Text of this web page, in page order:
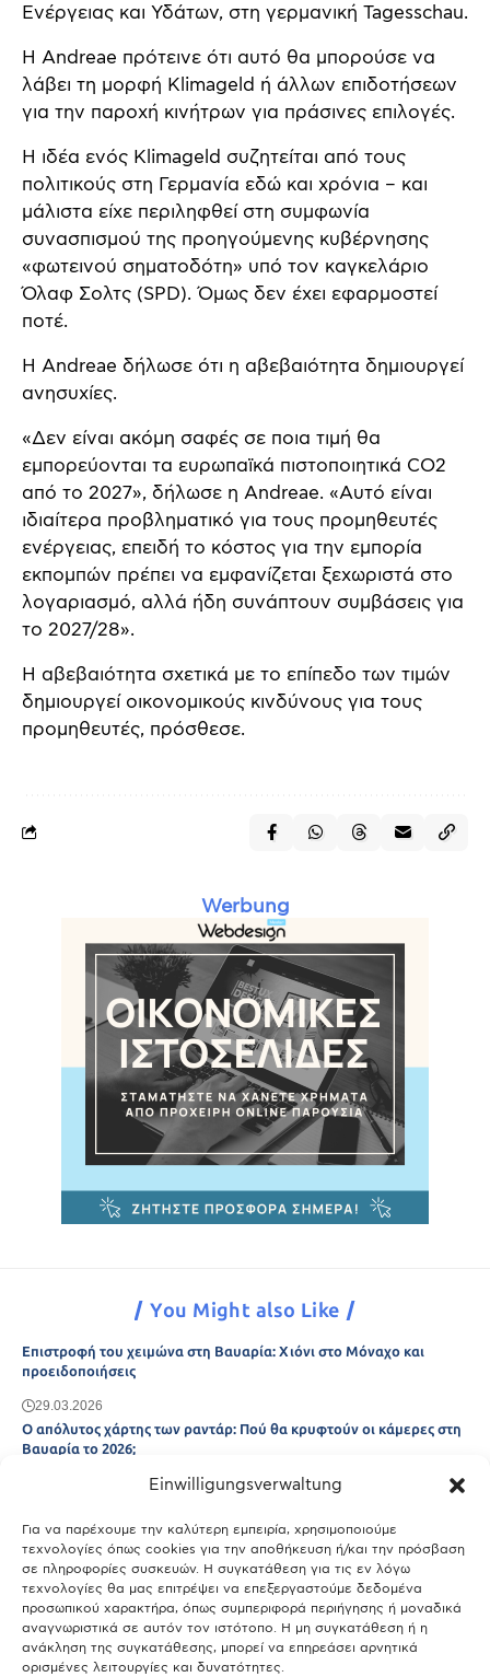
Einwilligungsverwaltung
Για να παρέχουμε την καλύτερη εμπειρία, χρησιμοποιούμε
τεχνολογίες όπως cookies για την αποθήκευση ή/και την πρόσβαση
σε πληροφορίες συσκευών. Η συγκατάθεση για τις εν λόγω
τεχνολογίες θα μας επιτρέψει να επεξεργαστούμε δεδομένα
προσωπικού χαρακτήρα, όπως συμπεριφορά περιήγησης ή μοναδικά
αναγνωριστικά σε αυτόν τον ιστότοπο. Η μη συγκατάθεση ή η
ανάκληση της συγκατάθεσης, μπορεί να επηρεάσει αρνητικά
ορισμένες λειτουργίες και δυνατότητες.
Ενέργειας και Υδάτων, στη γερμανική Tagesschau.
Η Andreae πρότεινε ότι αυτό θα μπορούσε να
λάβει τη μορφή Klimageld ή άλλων επιδοτήσεων
για την παροχή κινήτρων για πράσινες επιλογές.
Η ιδέα ενός Klimageld συζητείται από τους
πολιτικούς στη Γερμανία εδώ και χρόνια – και
μάλιστα είχε περιληφθεί στη συμφωνία
συνασπισμού της προηγούμενης κυβέρνησης
«φωτεινού σηματοδότη» υπό τον καγκελάριο
Όλαφ Σολτς (SPD). Όμως δεν έχει εφαρμοστεί
ποτέ.
Η Andreae δήλωσε ότι η αβεβαιότητα δημιουργεί
ανησυχίες.
«Δεν είναι ακόμη σαφές σε ποια τιμή θα
εμπορεύονται τα ευρωπαϊκά πιστοποιητικά CO2
από το 2027», δήλωσε η Andreae. «Αυτό είναι
ιδιαίτερα προβληματικό για τους προμηθευτές
ενέργειας, επειδή το κόστος για την εμπορία
εκπομπών πρέπει να εμφανίζεται ξεχωριστά στο
λογαριασμό, αλλά ήδη συνάπτουν συμβάσεις για
το 2027/28».
Η αβεβαιότητα σχετικά με το επίπεδο των τιμών
δημιουργεί οικονομικούς κινδύνους για τους
προμηθευτές, πρόσθεσε.
Werbung
You Might also Like
Επιστροφή του χειμώνα στη Βαυαρία: Χιόνι στο Μόναχο και
προειδοποιήσεις
29.03.2026
Ο απόλυτος χάρτης των ραντάρ: Πού θα κρυφτούν οι κάμερες στη
Βαυαρία το 2026;
Μόναχο;
25.03.2026
Θύελλα χτυπά το Μόναχο: Κίνδυνος από τους ισχυρούς ανέμους
και τις καταιγίδες
25.03.2026